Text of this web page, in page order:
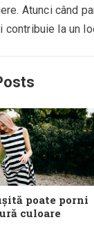
Atunci când
contribuie la un
poate porni
culoare